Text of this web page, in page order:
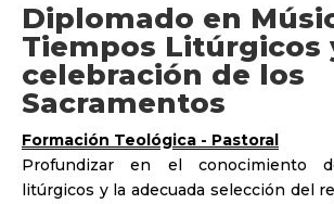
Diplomado en
Tiempos Litúrgicos
celebración de los
Sacramentos
Formación Teológica - Pastoral
Profundizar en el conocimiento
litúrgicos y la adecuada selección del